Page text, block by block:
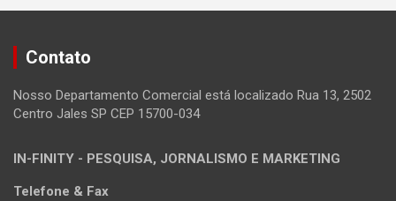
Contato
Nosso Departamento Comercial está localizado Rua 13, 2502
Centro Jales SP CEP 15700-034
IN-FINITY - PESQUISA, JORNALISMO E MARKETING
Telefone & Fax